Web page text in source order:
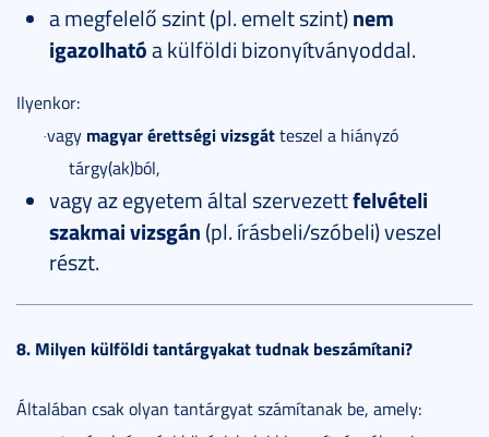
a megfelelő szint (pl. emelt szint)nem
igazolhatóa külföldi bizonyítványoddal.
Ilyenkor:
·vagy magyar érettségi vizsgátteszel a hiányzó
tárgy(ak)ból,
vagy az egyetem által szervezettfelvételi
szakmai vizsgán (pl. írásbeli/szóbeli) veszel
részt.
8. Milyen külföldi tantárgyakat tudnak beszámítani?
Általában csak olyan tantárgyat számítanak be, amely: